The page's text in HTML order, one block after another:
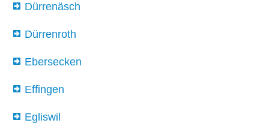
Dürrenäsch
Dürrenroth
Ebersecken
Effingen
Egliswil